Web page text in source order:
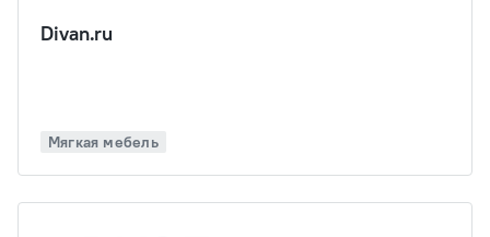
Divan.ru
Мягкая мебель